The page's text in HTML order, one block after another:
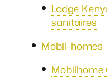
Lodge
sanitaires
Mobil-homes
Mobilhome